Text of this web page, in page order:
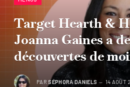
Target Hearth &
Joanna Gaines a
découvertes de
PAR SÉPHORA DANIELS 14 AOÛT